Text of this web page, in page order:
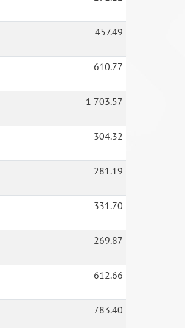
457.49
610.77
1 703.57
304.32
281.19
331.70
269.87
612.66
783.40